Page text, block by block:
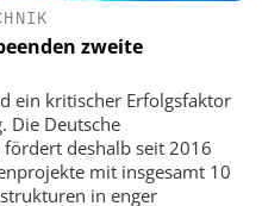
zweite
ein kritischer Erfolgsfaktor
Die Deutsche
fördert deshalb seit 2016
mit insgesamt 10
in enger